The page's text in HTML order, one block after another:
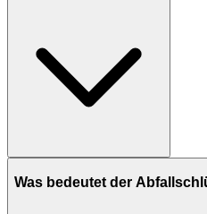
Was bedeutet der